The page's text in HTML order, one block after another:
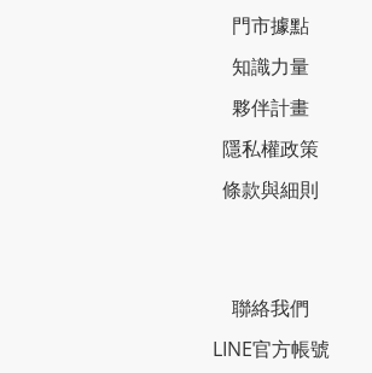
門市據點
知識力量
夥伴計畫
隱私權政策
條款與細則
聯絡我們
LINE官方帳號